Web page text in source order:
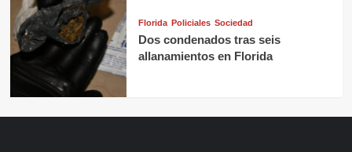
Florida Policiales Sociedad
Dos condenados tras seis
allanamientos en Florida